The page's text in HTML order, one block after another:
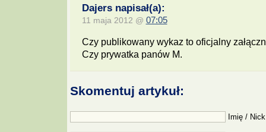
Dajers napisał(a):
11 maja 2012 @ 07:05
Czy publikowany wykaz to oficjalny
Czy prywatka panów M.
Skomentuj artykuł:
Imię /